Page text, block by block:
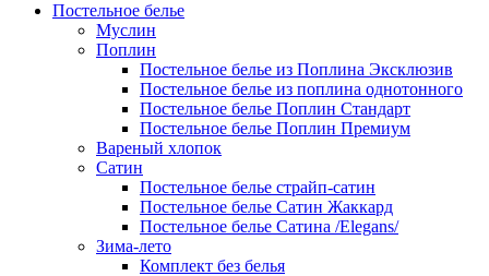
Постельное белье
Муслин
Поплин
Постельное белье из Поплина Эксклюзив
Постельное белье из поплина однотонного
Постельное белье Поплин Стандарт
Постельное белье Поплин Премиум
Вареный хлопок
Сатин
Постельное белье страйп-сатин
Постельное белье Сатин Жаккард
Постельное белье Сатина /Elegans/
Зима-лето
Комплект без белья